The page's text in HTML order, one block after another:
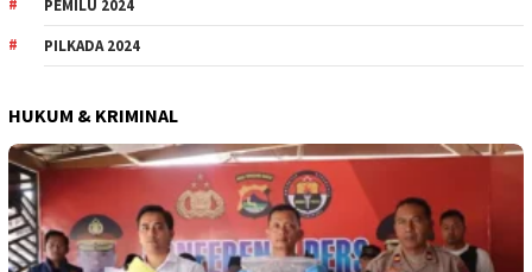
PEMILU 2024
PILKADA 2024
HUKUM & KRIMINAL